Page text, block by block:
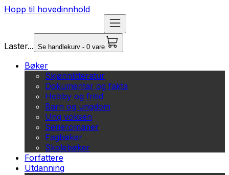
Hopp til hovedinnhold
Laster... Se handlekurv - 0 vare
Bøker
Skjønnlitteratur
Dokumentar og fakta
Hobby og fritid
Barn og ungdom
Ung voksen
Serieromaner
Fagbøker
Skolebøker
Forfattere
Utdanning